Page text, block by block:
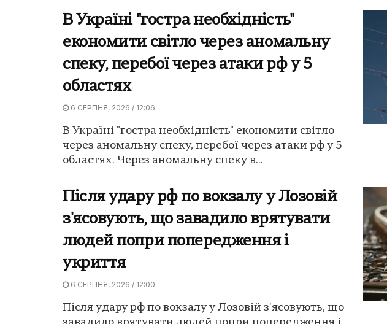
В Україні "гостра необхідність"
економити світло через аномальну
спеку, перебої через атаки рф у 5
областях
6 СЕРПНЯ, 2026 / 12:06
В Україні "гостра необхідність" економити світло
через аномальну спеку, перебої через атаки рф у 5
областях. Через аномальну спеку в...
Після удару рф по вокзалу у Лозовій
з'ясовують, що завадило врятувати
людей попри попередження і
укриття
6 СЕРПНЯ, 2026 / 12:00
Після удару рф по вокзалу у Лозовій з'ясовують, що